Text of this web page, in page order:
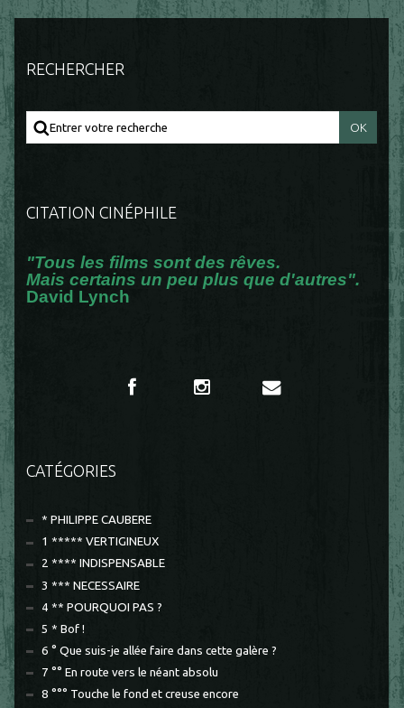
RECHERCHER
CITATION CINÉPHILE
"Tous les films sont des rêves.
Mais certains un peu plus que d'autres".
David Lynch
CATÉGORIES
* PHILIPPE CAUBERE
1 ***** VERTIGINEUX
2 **** INDISPENSABLE
3 *** NECESSAIRE
4 ** POURQUOI PAS ?
5 * Bof !
6 ° Que suis-je allée faire dans cette galère ?
7 °° En route vers le néant absolu
8 °°° Touche le fond et creuse encore